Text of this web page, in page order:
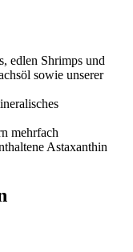
edlen Shrimps und
sowie unserer
mehrfach
Astaxanthin